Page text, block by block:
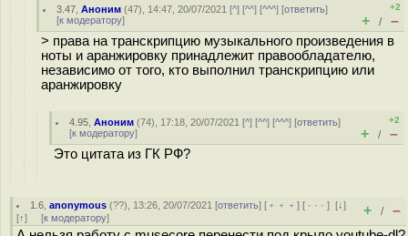
3.47 ,Аноним (47), 14:47, 20/07/2021 [^] [^^] [^^^] [ответить]
[к модератору]
+2
+ / –
> права на транскрипцию музыкального произведения в
ноты и аранжировку принадлежит правообладателю,
независимо от того, кто выполнил транскрипцию или
аранжировку
4.95 ,Аноним (74), 17:18, 20/07/2021 [^] [^^] [^^^] [ответить]
[к модератору]
+2
+ / –
Это цитата из ГК РФ?
1.6 ,anonymous (??), 13:26, 20/07/2021 [ответить] [ ﹢﹢﹢] [ · · ·][↓]
[↑] [к модератору] + / –